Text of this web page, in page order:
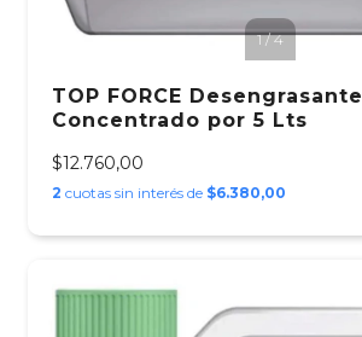
1/4
TOP FORCE Desengrasante
Concentrado por 5 Lts
$12.760,00
2 cuotas sin interés de $6.380,00